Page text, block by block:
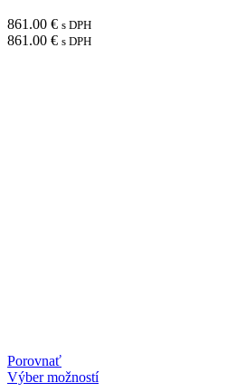
861.00 € s DPH
861.00 € s DPH
Porovnať
Výber možností